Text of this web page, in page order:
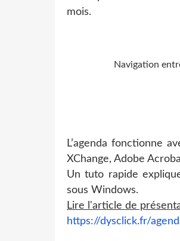
mois.
Navigation
L’agenda fonctionne
XChange, Adobe
Un tuto rapide
sous Windows.
Lire l'article de
https://dysclick.fr/